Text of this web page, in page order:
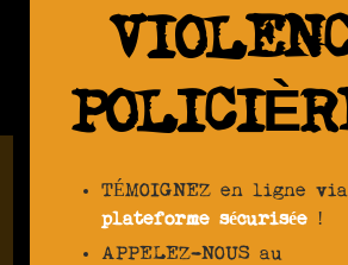
TÉMOIGNEZ en ligne
plateforme sécurisée !
APPELEZ-NOUS au